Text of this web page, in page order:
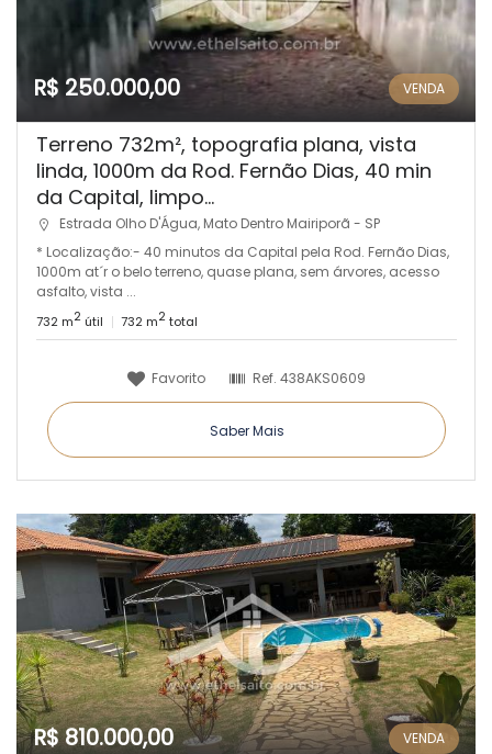
R$ 250.000,00 VENDA
Terreno 732m², topografia plana, vista
linda, 1000m da Rod. Fernão Dias, 40 min
da Capital, limpo...
Estrada Olho D'Água, Mato Dentro Mairiporã - SP
* Localização:- 40 minutos da Capital pela Rod. Fernão Dias,
1000m at´r o belo terreno, quase plana, sem árvores, acesso
asfalto, vista ...
732 m2 útil 732 m2total
Favorito Ref. 438AKS0609
Saber Mais
R$ 810.000,00 VENDA